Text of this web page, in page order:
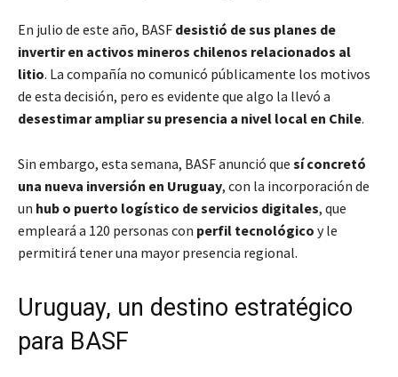
En julio de este año, BASF desistió de sus planes de
invertir en activos mineros chilenos relacionados al
litio. La compañía no comunicó públicamente los motivos
de esta decisión, pero es evidente que algo la llevó a
desestimar ampliar su presencia a nivel local en Chile.
Sin embargo, esta semana, BASF anunció que sí concretó
una nueva inversión en Uruguay, con la incorporación de
un hub o puerto logístico de servicios digitales, que
empleará a 120 personas con perfil tecnológico y le
permitirá tener una mayor presencia regional.
Uruguay, un destino estratégico
para BASF